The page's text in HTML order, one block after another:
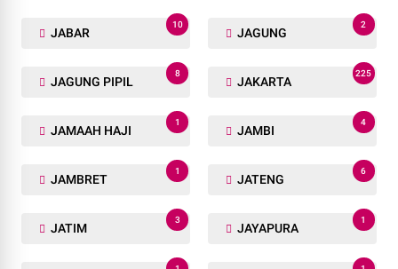
JABAR
10
JAGUNG
2
JAGUNG PIPIL
8
JAKARTA
225
JAMAAH HAJI
1
JAMBI
4
JAMBRET
1
JATENG
6
JATIM
3
JAYAPURA
1